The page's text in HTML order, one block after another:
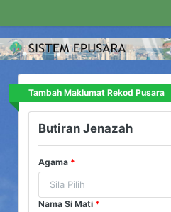
Tambah Maklumat Rekod Pusara
Butiran Jenazah
Agama *
Sila Pilih
Nama Si Mati *